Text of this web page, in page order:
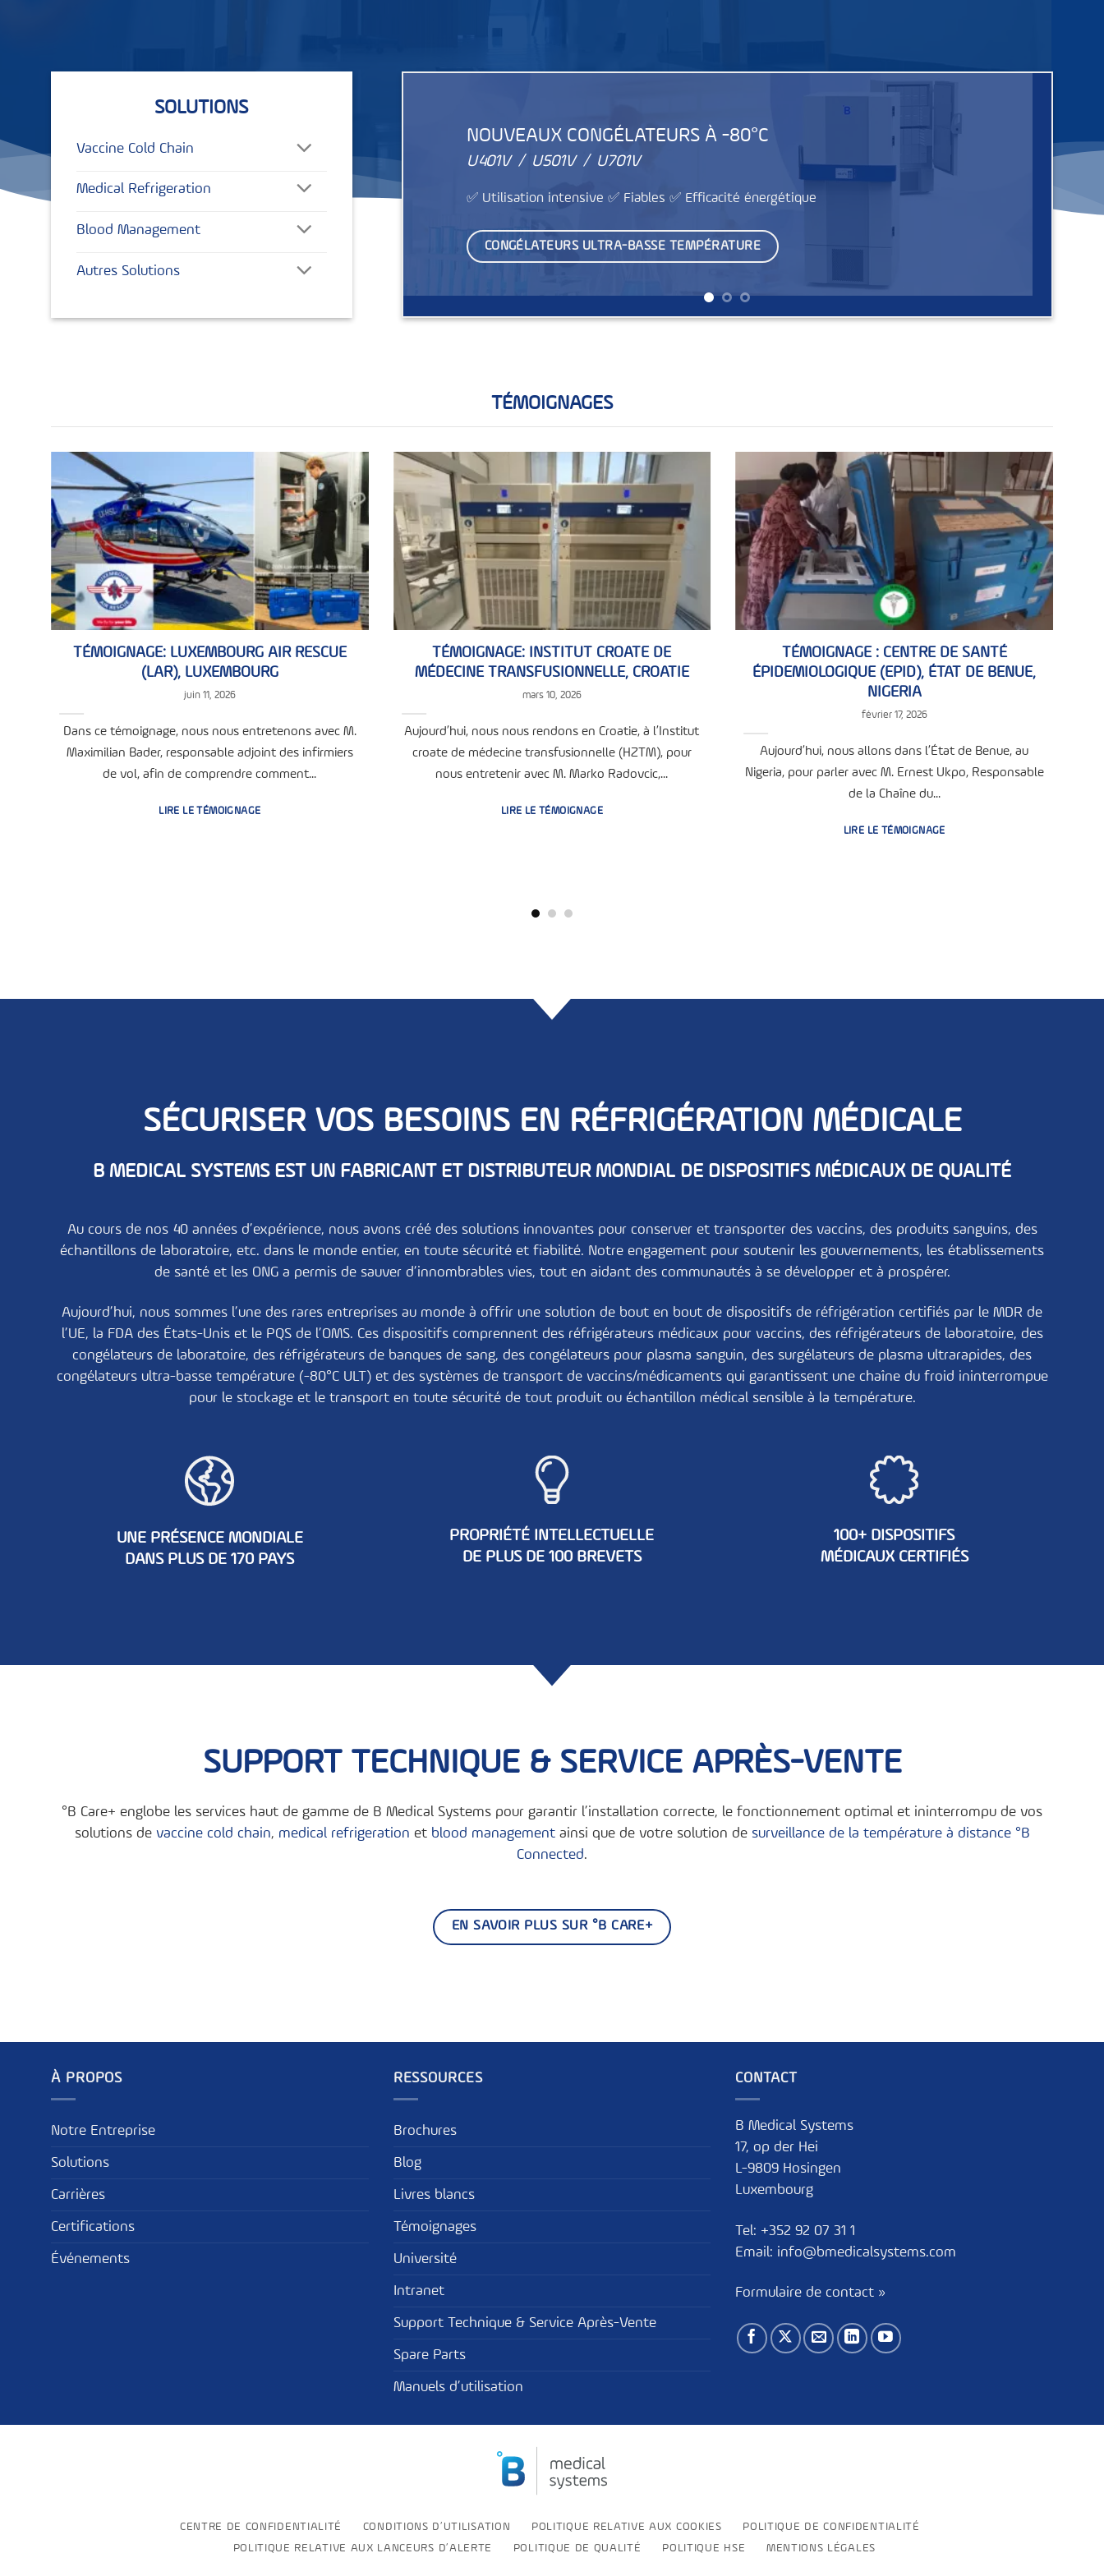
SOLUTIONS
Vaccine Cold Chain
Medical Refrigeration
Blood Management
Autres Solutions
NOUVEAUX CONGÉLATEURS À -80°C
U401V / U501V / U701V
✅ Utilisation intensive ✅ Fiables ✅ Efficacité énergétique
CONGÉLATEURS ULTRA-BASSE TEMPÉRATURE
TÉMOIGNAGES
TÉMOIGNAGE: LUXEMBOURG AIR RESCUE
(LAR), LUXEMBOURG
juin 11, 2026
Dans ce témoignage, nous nous entretenons avec M.
Maximilian Bader, responsable adjoint des infirmiers
de vol, afin de comprendre comment...
LIRE LE TÉMOIGNAGE
TÉMOIGNAGE: INSTITUT CROATE DE
MÉDECINE TRANSFUSIONNELLE, CROATIE
mars 10, 2026
Aujourd’hui, nous nous rendons en Croatie, à l’Institut
croate de médecine transfusionnelle (HZTM), pour
nous entretenir avec M. Marko Radovcic,...
LIRE LE TÉMOIGNAGE
TÉMOIGNAGE : CENTRE DE SANTÉ
ÉPIDEMIOLOGIQUE (EPID), ÉTAT DE BENUE,
NIGERIA
février 17, 2026
Aujourd’hui, nous allons dans l’État de Benue, au
Nigeria, pour parler avec M. Ernest Ukpo, Responsable
de la Chaîne du...
LIRE LE TÉMOIGNAGE
SÉCURISER VOS BESOINS EN RÉFRIGÉRATION MÉDICALE
B MEDICAL SYSTEMS EST UN FABRICANT ET DISTRIBUTEUR MONDIAL DE DISPOSITIFS MÉDICAUX DE QUALITÉ
Au cours de nos 40 années d’expérience, nous avons créé des solutions innovantes pour conserver et transporter des vaccins, des produits sanguins, des
échantillons de laboratoire, etc. dans le monde entier, en toute sécurité et fiabilité. Notre engagement pour soutenir les gouvernements, les établissements
de santé et les ONG a permis de sauver d’innombrables vies, tout en aidant des communautés à se développer et à prospérer.
Aujourd’hui, nous sommes l’une des rares entreprises au monde à offrir une solution de bout en bout de dispositifs de réfrigération certifiés par le MDR de
l’UE, la FDA des États-Unis et le PQS de l’OMS. Ces dispositifs comprennent des réfrigérateurs médicaux pour vaccins, des réfrigérateurs de laboratoire, des
congélateurs de laboratoire, des réfrigérateurs de banques de sang, des congélateurs pour plasma sanguin, des surgélateurs de plasma ultrarapides, des
congélateurs ultra-basse température (-80°C ULT)et des systèmes de transport de vaccins/médicamentsqui garantissent une chaîne du froid ininterrompue
pour le stockage et le transport en toute sécurité de tout produit ou échantillon médical sensible à la température.
UNE PRÉSENCE MONDIALE
DANS PLUS DE 170 PAYS
PROPRIÉTÉ INTELLECTUELLE
DE PLUS DE 100 BREVETS
100+ DISPOSITIFS
MÉDICAUX CERTIFIÉS
SUPPORT TECHNIQUE & SERVICE APRÈS-VENTE
°B Care+ englobe les services haut de gamme de B Medical Systems pour garantir l’installation correcte, le fonctionnement optimal et ininterrompu de vos
solutions de vaccine cold chain, medical refrigeration et blood managementainsi que de votre solution de surveillance de la température à distance °B
Connected.
EN SAVOIR PLUS SUR °B CARE+
À PROPOS
Notre Entreprise
Solutions
Carrières
Certifications
Événements
RESSOURCES
Brochures
Blog
Livres blancs
Témoignages
Université
Intranet
Support Technique & Service Après-Vente
Spare Parts
Manuels d’utilisation
CONTACT
B Medical Systems
17, op der Hei
L-9809 Hosingen
Luxembourg
Tel: +352 92 07 31 1
Email: info@bmedicalsystems.com
Formulaire de contact »
CENTRE DE CONFIDENTIALITÉ CONDITIONS D’UTILISATION POLITIQUE RELATIVE AUX COOKIES
POLITIQUE DE CONFIDENTIALITÉ
POLITIQUE RELATIVE AUX LANCEURS D’ALERTE
POLITIQUE DE QUALITÉ POLITIQUE HSE MENTIONS LÉGALES